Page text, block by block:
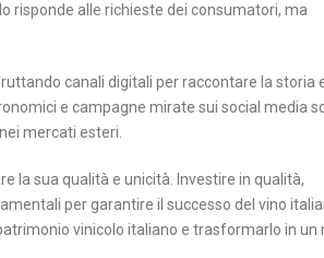
risponde alle richieste dei consumatori, ma
canali digitali per raccontare la storia
e campagne mirate sui social media
mercati esteri.
la sua qualità e unicità. Investire in qualità,
per garantire il successo del vino
vinicolo italiano e trasformarlo in un